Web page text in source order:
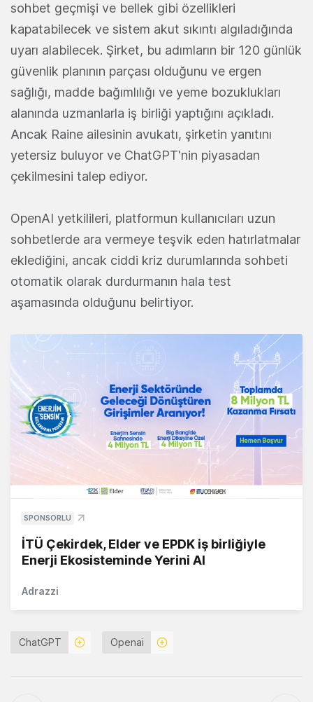
sohbet geçmişi ve bellek gibi özellikleri
kapatabilecek ve sistem akut sıkıntı algıladığında
uyarı alabilecek. Şirket, bu adımların bir 120 günlük
güvenlik planının parçası olduğunu ve ergen
sağlığı, madde bağımlılığı ve yeme bozuklukları
alanında uzmanlarla iş birliği yaptığını açıkladı.
Ancak Raine ailesinin avukatı, şirketin yanıtını
yetersiz buluyor ve ChatGPT'nin piyasadan
çekilmesini talep ediyor.
OpenAI yetkilileri, platformun kullanıcıları uzun
sohbetlerde ara vermeye teşvik eden hatırlatmalar
eklediğini, ancak ciddi kriz durumlarında sohbeti
otomatik olarak durdurmanın hala test
aşamasında olduğunu belirtiyor.
SPONSORLU
İTÜ Çekirdek, Elder ve EPDK iş birliğiyle
Enerji Ekosisteminde Yerini Al
Adrazzi
ChatGPT Openai